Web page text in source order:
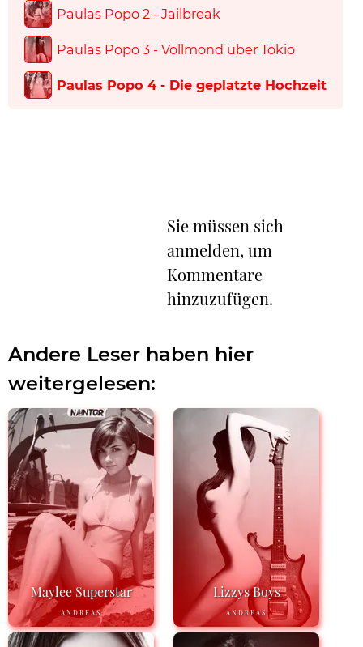
Paulas Popo 2 - Jailbreak
Paulas Popo 3 - Vollmond über Tokio
Paulas Popo 4 - Die geplatzte Hochzeit
Sie müssen sich
anmelden, um
Kommentare
hinzuzufügen.
Andere Leser haben hier
weitergelesen:
Maylee Superstar
ANDREAS
Lizzys Boys
ANDREAS